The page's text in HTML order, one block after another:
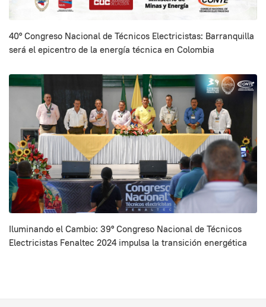
40° Congreso Nacional de Técnicos Electricistas: Barranquilla
será el epicentro de la energía técnica en Colombia
Iluminando el Cambio: 39º Congreso Nacional de Técnicos
Electricistas Fenaltec 2024 impulsa la transición energética